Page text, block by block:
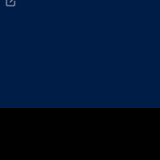
ShareAlike 4.0